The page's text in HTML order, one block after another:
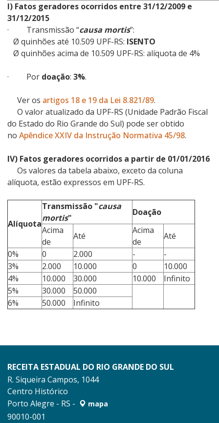
I) Fatos geradores ocorridos entre 31/12/2009 e
31/12/2015
·
Transmissão “causa mortis”:
Ø quinhões até 10.509 UPF-RS: ISENTO
Ø quinhões acima de 10.509 UPF-RS: alíquota de 4%
· Por doação: 3%.
Ver os artigos 18 e 19 da Lei 8.821/89.
O valor atualizado da UPF-RS (Unidade Padrão Fiscal
do Estado do Rio Grande do Sul) pode ser obtido
no Apêndice XXIV da Instrução Normativa 45/98.
IV) Fatos geradores ocorridos a partir de 01/01/2016
Os valores da tabela abaixo, exceto da coluna
alíquota, estão expressos em UPF-RS.
Alíquota
Transmissão "causa
mortis"
Doação
Acima
de
Até
Acima
de
Até
0%
0 2.000 -
-
3%
2.000 10.000 0
10.000
4%
10.000 30.000 10.000
Infinito
5%
30.000
50.000
6%
50.000 Infinito
RECEITA ESTADUAL DO RIO GRANDE DO SUL
R. Siqueira Campos, 1044
Centro Histórico
Porto Alegre - RS -
mapa
90010-001